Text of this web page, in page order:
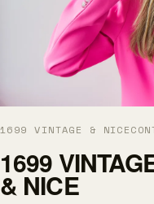
1699 VINTAGE & NICE
1699
& NICE